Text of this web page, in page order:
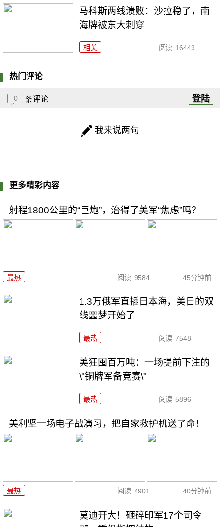
马科斯两线溃败：沙拉稳了，南
海牌被东大刺穿
相关 阅读 16443
热门评论
0 条评论 登陆
我来说两句
更多精彩内容
射程1800公里的“巨炮”，治得了美军“焦虑”吗？
最热 阅读 9584 45分钟前
1.3万俄军直插日本海，美日的双
线噩梦开始了
最热 阅读 7548
美狂囤百万吨：一场提前下注的
\"铜牌军备竞赛\"
最热 阅读 5896
美利坚一场电子战演习，把自家救护机送了命！
最热 阅读 4901 40分钟前
莫迪开大！砸碎印军17个司令